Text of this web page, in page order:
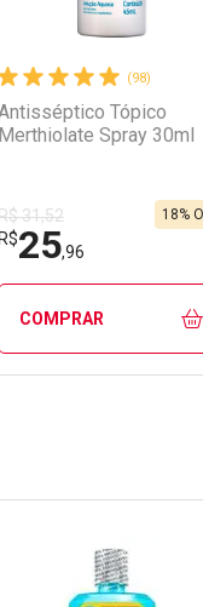
(98)
Tópico
Merthiolate Spray 30ml
31,52
R$25,96
18%
COMPRAR
AOS